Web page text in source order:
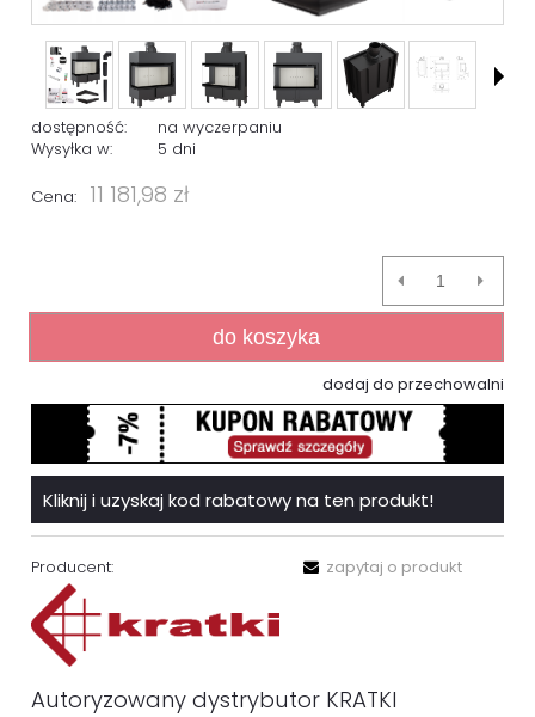
dostępność:
na wyczerpaniu
Wysyłka w:
5 dni
Cena: 11 181,98 zł
do koszyka
dodaj do przechowalni
Kliknij i uzyskaj kod rabatowy na ten produkt!
Producent: zapytaj o produkt
Autoryzowany dystrybutor KRATKI